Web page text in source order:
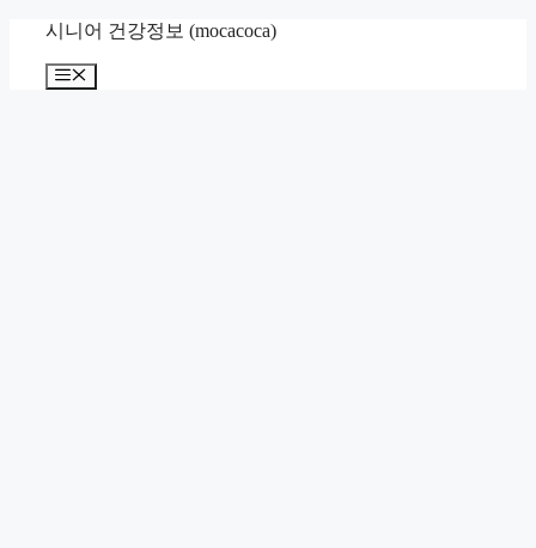
시니어 건강정보 (mocacoca)
메